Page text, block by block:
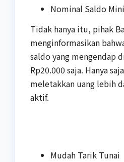
Nominal Saldo
Tidak hanya itu, pihak
menginformasikan
saldo yang mengendap
Rp20.000 saja. Hanya
meletakkan uang lebih
aktif.
Mudah Tarik Tunai